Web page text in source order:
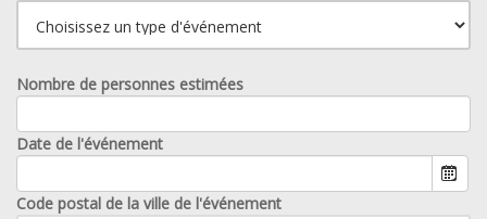
Nombre de personnes estimées
Date de l'événement
Code postal de la ville de l'événement